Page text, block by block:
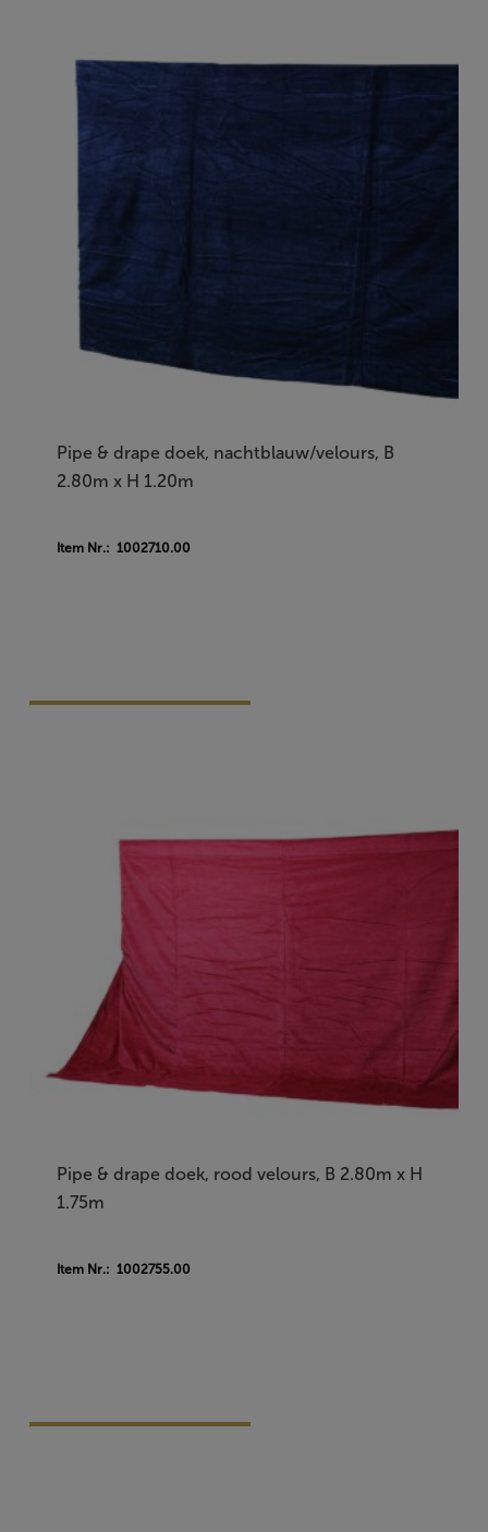
Pipe & drape doek, nachtblauw/velours, B
2.80m x H 1.20m
Item Nr.: 1002710.00
Pipe & drape doek, rood velours, B 2.80m x H
1.75m
Item Nr.: 1002755.00